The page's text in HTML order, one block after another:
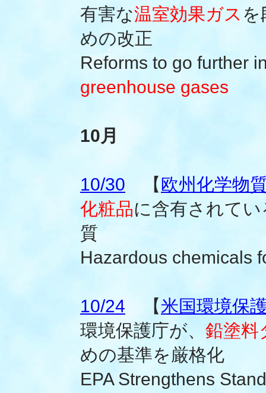
有害な温室効果ガス を
めの改正
Reforms to go further
greenhouse gases
10月
10/30 【欧州化学物
化粧品に含有されて
質
Hazardous chemicals
10/24 【米国環境保
環境保護庁が、 鉛塗料
めの基準を厳格化
EPA Strengthens